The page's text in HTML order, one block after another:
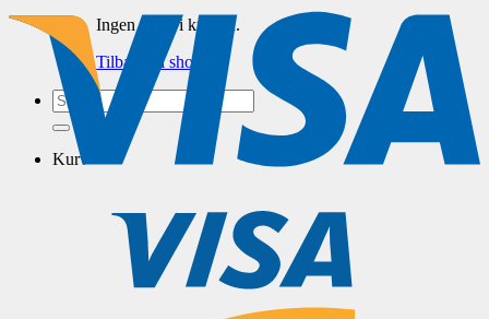
Ingen varer i kurven.
Tilbage til shoppen
Søg
efter:
Kurv